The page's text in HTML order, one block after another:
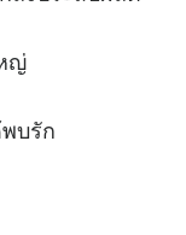
ญ่
บรัก